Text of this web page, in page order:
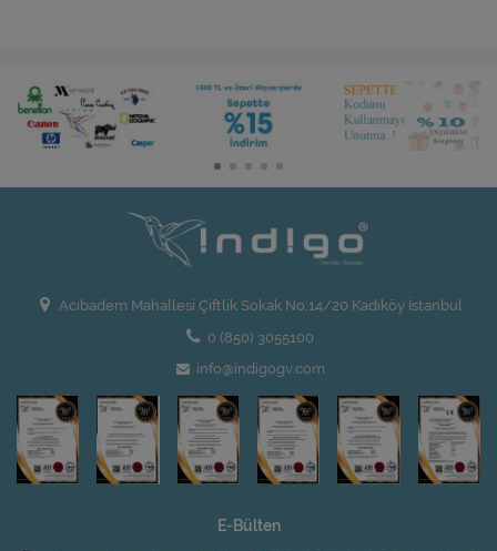
Acıbadem Mahallesi Çiftlik Sokak No:14/20 Kadıköy İstanbul
0 (850) 3055100
info@indigogv.com
E-Bülten